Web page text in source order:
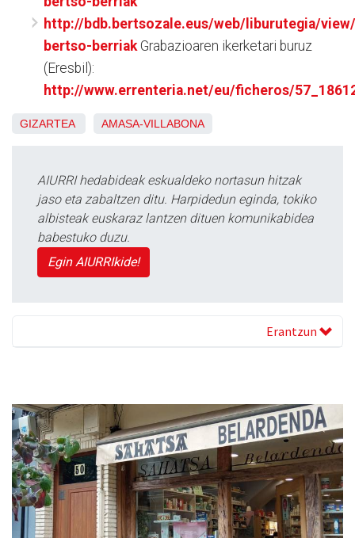
http://bdb.bertsozale.eus/web/liburutegia/
bertso-berriak Grabazioaren ikerketari buruz
(Eresbil):
http://www.errenteria.net/eu/ficheros/
GIZARTEA AMASA-VILLABONA
AIURRI hedabideak eskualdeko nortasun hitzak
jaso eta zabaltzen ditu. Harpidedun eginda, tokiko
albisteak euskaraz lantzen dituen komunikabidea
babestuko duzu.
Egin AIURRIkide!
Erantzun